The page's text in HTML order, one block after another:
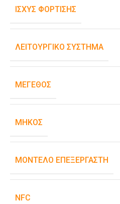
ΙΣΧΎΣ ΦΌΡΤΙΣΗΣ
ΛΕΙΤΟΥΡΓΙΚΌ ΣΎΣΤΗΜΑ
ΜΈΓΕΘΟΣ
ΜΉΚΟΣ
ΜΟΝΤΈΛΟ ΕΠΕΞΕΡΓΑΣΤΉ
NFC